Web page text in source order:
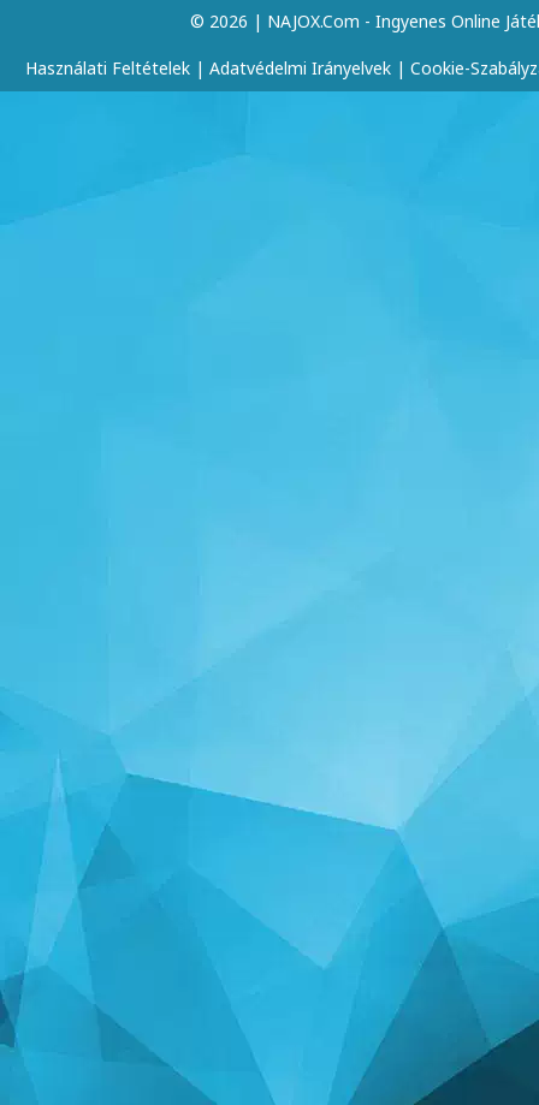
© 2026 | NAJOX.com - Ingyenes Online
Használati Feltételek| Adatvédelmi Irányelvek| Cookie-